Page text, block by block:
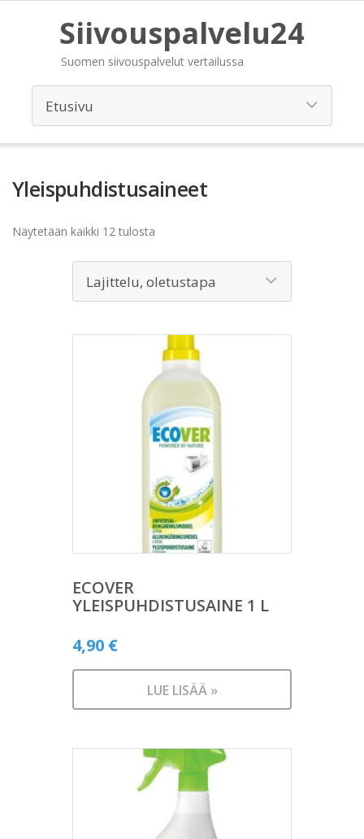
Siivouspalvelu24
Suomen siivouspalvelut vertailussa
Yleispuhdistusaineet
Näytetään kaikki 12 tulosta
ECOVER
YLEISPUHDISTUSAINE 1 L
4,90 €
LUE LISÄÄ »